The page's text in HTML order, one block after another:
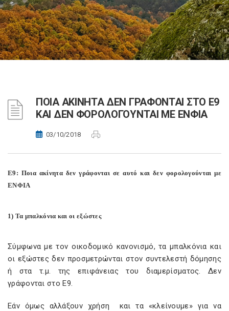
ΠΟΙΑ ΑΚΙΝΗΤΑ ΔΕΝ ΓΡΑΦΟΝΤΑΙ ΣΤΟ Ε9
ΚΑΙ ΔΕΝ ΦΟΡΟΛΟΓΟΥΝΤΑΙ ΜΕ ΕΝΦΙΑ
03/10/2018
Ε9: Ποια ακίνητα δεν γράφονται σε αυτό και δεν φορολογούνται με
ΕΝΦΙΑ
1) Τα μπαλκόνια και οι εξώστες
Σύμφωνα με τον οικοδομικό κανονισμό, τα μπαλκόνια και
οι εξώστες δεν προσμετρώνται στον συντελεστή δόμησης
ή στα τ.μ. της επιφάνειας του διαμερίσματος. Δεν
γράφονται στο Ε9.
Εάν όμως αλλάξουν χρήση και τα «κλείνουμε» για να